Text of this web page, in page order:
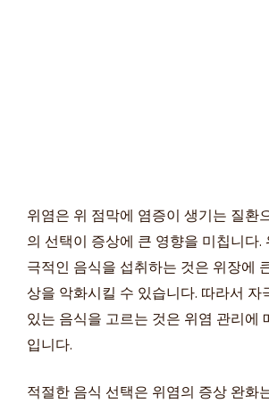
위염은 위 점막에 염증이 생기는 질환
의 선택이 증상에 큰 영향을 미칩니다.
극적인 음식을 섭취하는 것은 위장에
상을 악화시킬 수 있습니다. 따라서 자
있는 음식을 고르는 것은 위염 관리에
입니다.
적절한 음식 선택은 위염의 증상 완화